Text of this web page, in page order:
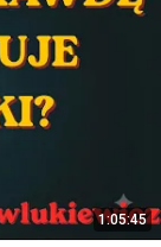
1:05:45